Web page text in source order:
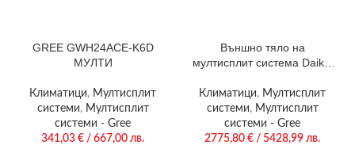
GREE GWH24ACE-K6D
МУЛТИ
Климатици, Мултисплит
системи, Мултисплит
системи - Gree
341,03 € / 667,00 лв.
Външно тяло на
мултисплит система Daikin
Климатици, Мултисплит
системи, Мултисплит
системи - Gree
2775,80 € / 5428,99 лв.